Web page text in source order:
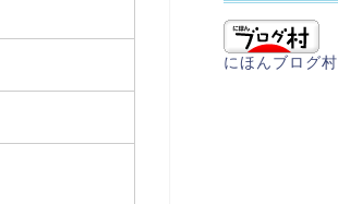
にほんブログ村